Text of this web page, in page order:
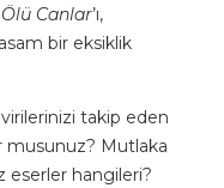
Ölü Canlar’ı,
bir eksiklik
takip eden
musunuz? Mutlaka
eserler hangileri?